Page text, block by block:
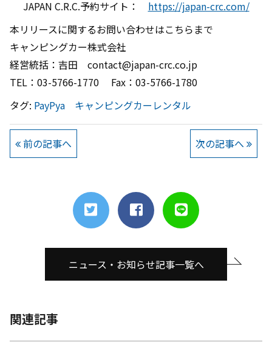
JAPAN C.R.C.予約サイト： https://japan-crc.com/
本リリースに関するお問い合わせはこちらまで
キャンピングカー株式会社
経営統括：吉田 contact@japan-crc.co.jp
TEL：03-5766-1770 Fax：03-5766-1780
タグ: PayPya キャンピングカーレンタル
前の記事へ 次の記事へ
ニュース・お知らせ記事一覧へ
関連記事